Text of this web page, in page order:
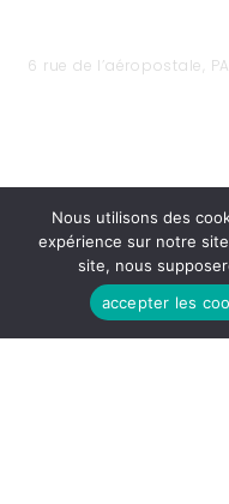
6 rue de l’aéropostale,
Nous utilisons des
expérience sur notre
site, nous
accepter les